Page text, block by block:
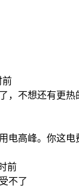
前
，不想还有更热
电高峰。你这电
前
不了